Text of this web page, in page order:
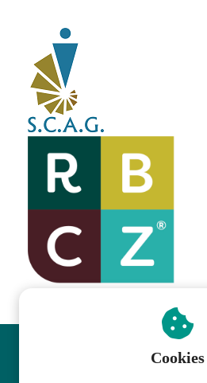
© The Health RezetCookies